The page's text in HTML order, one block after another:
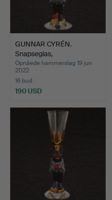
GUNNAR CYRÉN.
Snapseglas,
"Nobelservisen",…
Opnåede hammerslag 19 jun
2022
16 bud
190 USD